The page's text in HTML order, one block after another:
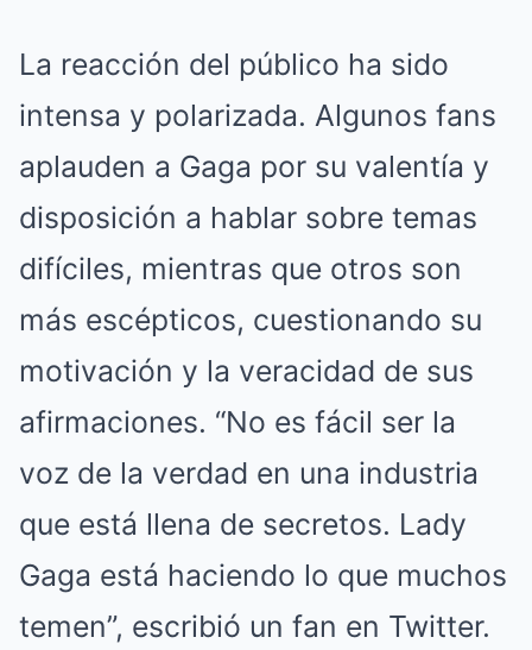
La reacción del público ha sido
intensa y polarizada. Algunos fans
aplauden a Gaga por su valentía y
disposición a hablar sobre temas
difíciles, mientras que otros son
más escépticos, cuestionando su
motivación y la veracidad de sus
afirmaciones. “No es fácil ser la
voz de la verdad en una industria
que está llena de secretos. Lady
Gaga está haciendo lo que muchos
temen”, escribió un fan en Twitter.